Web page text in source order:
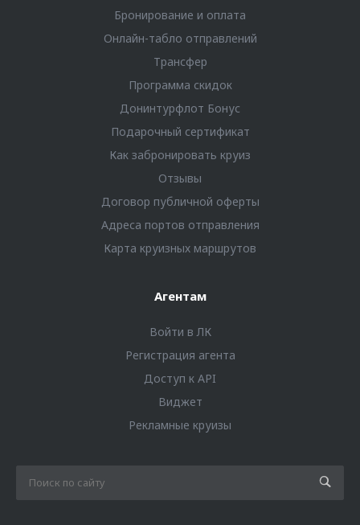
Бронирование и оплата
Онлайн-табло отправлений
Трансфер
Программа скидок
Донинтурфлот Бонус
Подарочный сертификат
Как забронировать круиз
Отзывы
Договор публичной оферты
Адреса портов отправления
Карта круизных маршрутов
Агентам
Войти в ЛК
Регистрация агента
Доступ к API
Виджет
Рекламные круизы